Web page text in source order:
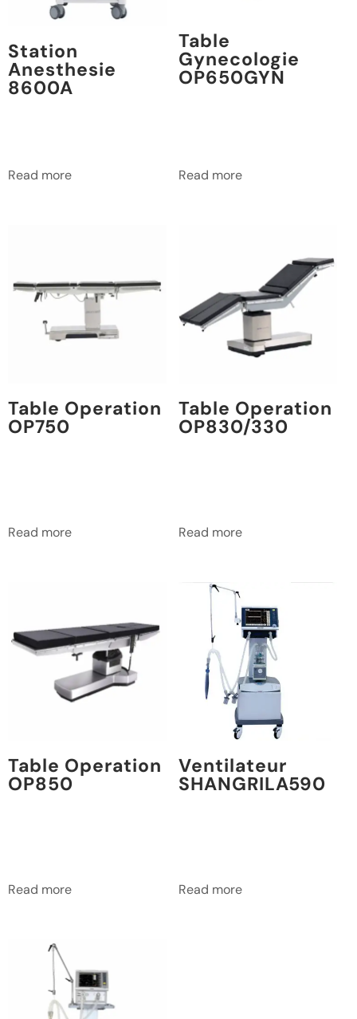
Station
Anesthesie
8600A
Read more
Table
Gynecologie
OP650GYN
Read more
Table Operation
OP750
Read more
Table Operation
OP830/330
Read more
Table Operation
OP850
Read more
Ventilateur
SHANGRILA590
Read more